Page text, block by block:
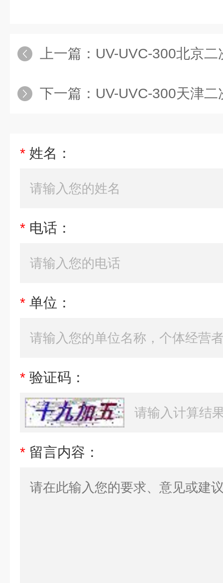
上一篇： UV-UVC-300北京
下一篇： UV-UVC-300天津
* 姓名：
* 电话：
* 单位：
* 验证码：
* 留言内容：